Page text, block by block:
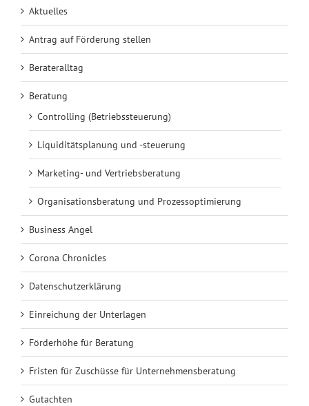
Aktuelles
Antrag auf Förderung stellen
Berateralltag
Beratung
Controlling (Betriebssteuerung)
Liquiditätsplanung und -steuerung
Marketing- und Vertriebsberatung
Organisationsberatung und Prozessoptimierung
Business Angel
Corona Chronicles
Datenschutzerklärung
Einreichung der Unterlagen
Förderhöhe für Beratung
Fristen für Zuschüsse für Unternehmensberatung
Gutachten